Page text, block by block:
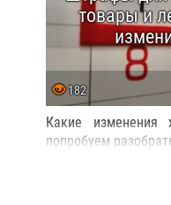
товары и
182
Какие
попробуем